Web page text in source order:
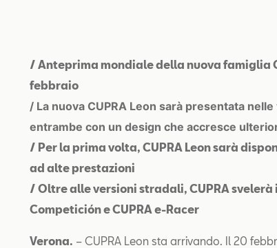
/ Anteprima mondiale della nuova famiglia
febbraio
/ La nuova CUPRA Leon sarà presentata
entrambe con un design che accresce
/ Per la prima volta, CUPRA Leon sarà
ad alte prestazioni
/ Oltre alle versioni stradali, CUPRA svelerà
Competición e CUPRA e-Racer
Verona. – CUPRA Leon sta arrivando. Il 20